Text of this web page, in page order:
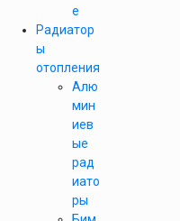
е
Радиатор
ы
отопления
Алю
мин
иев
ые
рад
иато
ры